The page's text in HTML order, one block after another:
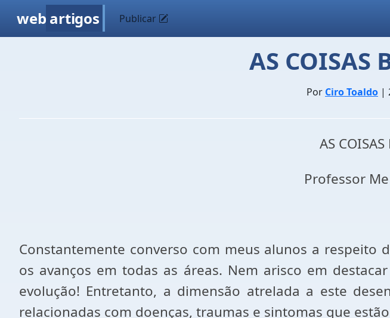
web artigos Publicar
AS COISAS
Por Ciro Toaldo |
AS
Professor
Constantemente converso com meus alunos a respeito
os avanços em todas as áreas. Nem arisco em
evolução! Entretanto, a dimensão atrelada a este
relacionadas com doenças, traumas e sintomas que